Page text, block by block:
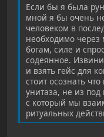
Если бы я была
мной я бы очень
человеком в
необходимо через
богам, силе и
содеянное.
и взять гейс для
стоит осознать
унитаза, не из
с который мы
ритуальных